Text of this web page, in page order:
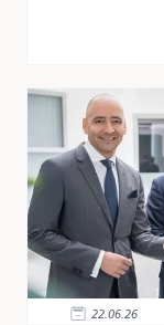
22.06.26